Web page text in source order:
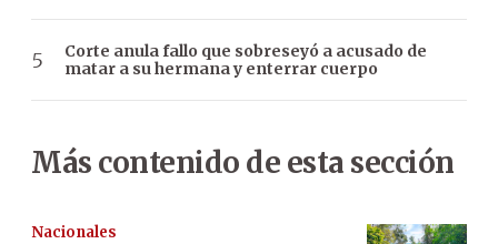
Corte anula fallo que sobreseyó a acusado de
matar a su hermana y enterrar cuerpo
Más contenido de esta sección
Nacionales